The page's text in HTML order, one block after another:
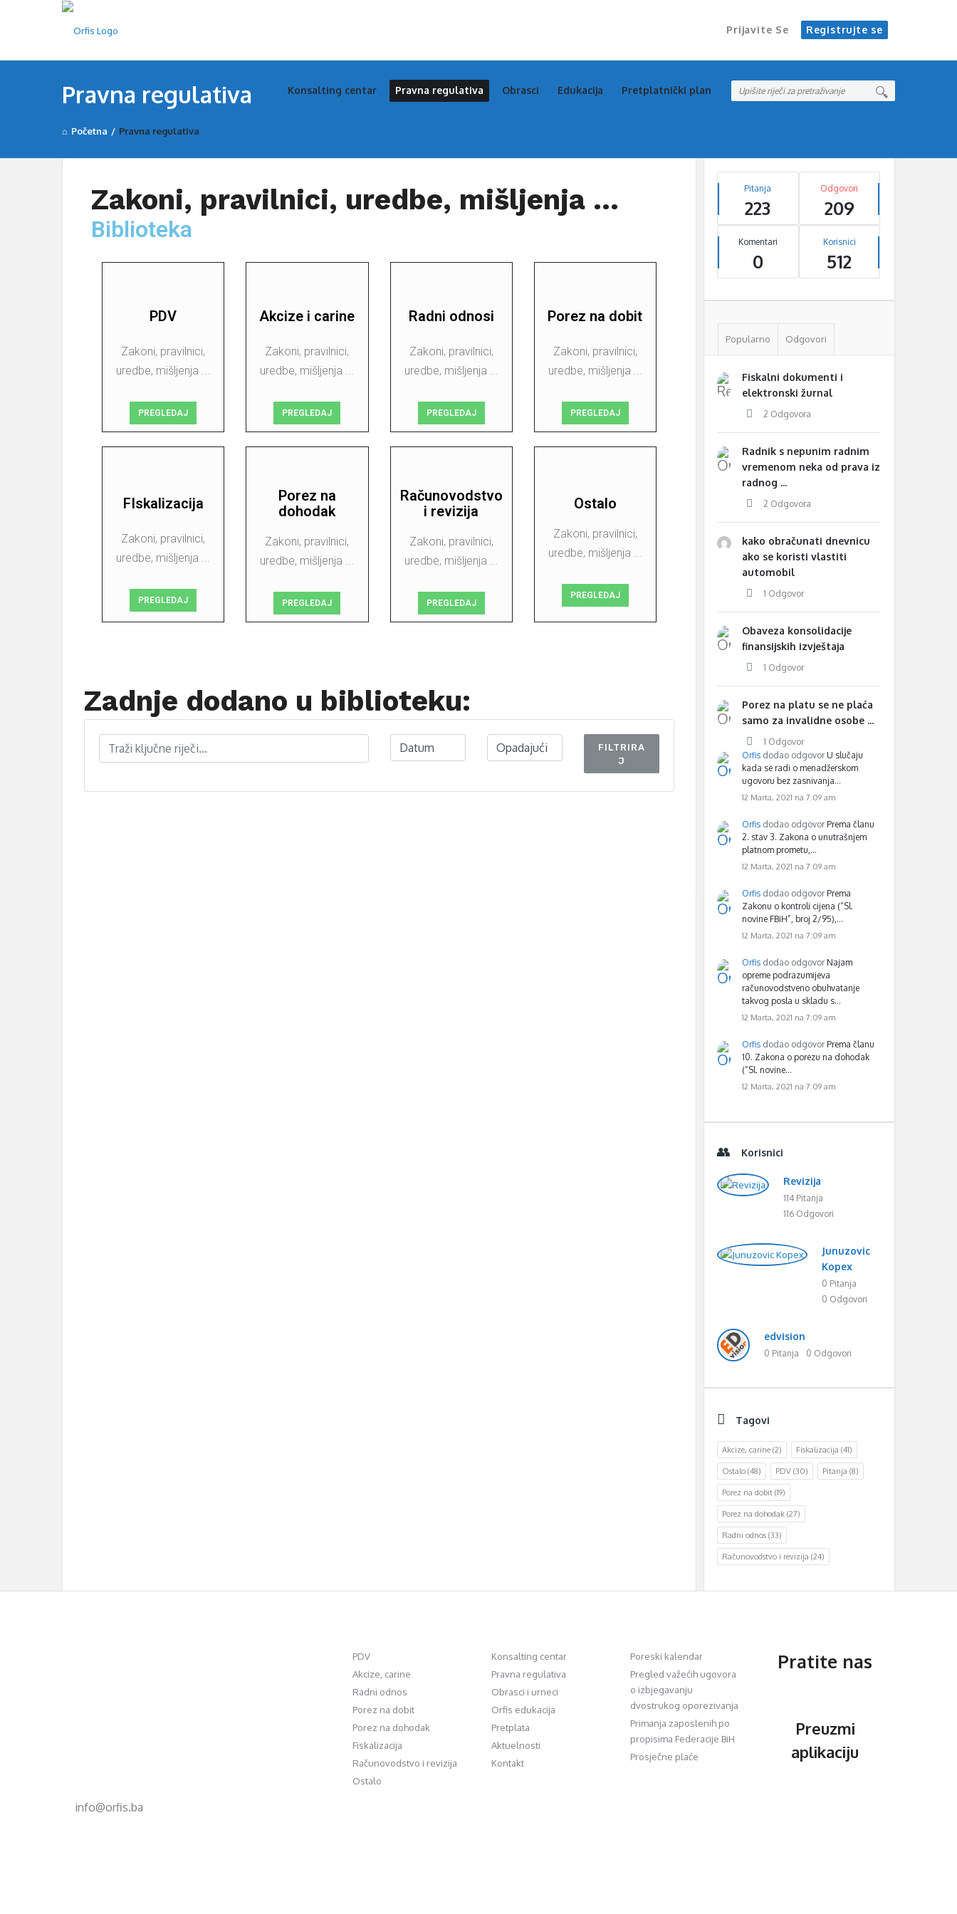
Prijavite Se Registrujte se
Konsalting centar Pravna regulativa Obrasci Edukacija Pretplatnički plan
Pravna regulativa
Početna / Pravna regulativa
Zakoni, pravilnici, uredbe, mišljenja ...
Biblioteka
PDV
Zakoni, pravilnici,
uredbe, mišljenja ...
PREGLEDAJ
Akcize i carine
Zakoni, pravilnici,
uredbe, mišljenja ...
PREGLEDAJ
Radni odnosi
Zakoni, pravilnici,
uredbe, mišljenja ...
PREGLEDAJ
Porez na dobit
Zakoni, pravilnici,
uredbe, mišljenja ...
PREGLEDAJ
FIskalizacija
Zakoni, pravilnici,
uredbe, mišljenja ...
PREGLEDAJ
Porez na
dohodak
Zakoni, pravilnici,
uredbe, mišljenja ...
PREGLEDAJ
Računovodstvo
i revizija
Zakoni, pravilnici,
uredbe, mišljenja ...
PREGLEDAJ
Ostalo
Zakoni, pravilnici,
uredbe, mišljenja ...
PREGLEDAJ
Zadnje dodano u biblioteku:
FILTRIRA
J
Pitanja
223
Odgovori
209
Komentari
0
Korisnici
512
Popularno Odgovori
Fiskalni dokumenti i
elektronski žurnal
2 Odgovora
Radnik s nepunim radnim
vremenom neka od prava iz
radnog ...
2 Odgovora
kako obračunati dnevnicu
ako se koristi vlastiti
automobil
1 Odgovor
Obaveza konsolidacije
finansijskih izvještaja
1 Odgovor
Porez na platu se ne plaća
samo za invalidne osobe ...
1 Odgovor
Orfis dodao odgovor U slučaju
kada se radi o menadžerskom
ugovoru bez zasnivanja…
12 Marta, 2021 na 7:09 am
Orfis dodao odgovor Prema članu
2. stav 3. Zakona o unutrašnjem
platnom prometu,…
12 Marta, 2021 na 7:09 am
Orfis dodao odgovor Prema
Zakonu o kontroli cijena (“Sl.
novine FBiH”, broj 2/95),…
12 Marta, 2021 na 7:09 am
Orfis dodao odgovor Najam
opreme podrazumijeva
računovodstveno obuhvatanje
takvog posla u skladu s…
12 Marta, 2021 na 7:09 am
Orfis dodao odgovor Prema članu
10. Zakona o porezu na dohodak
(“Sl. novine…
12 Marta, 2021 na 7:09 am
Korisnici
Revizija
114 Pitanja
116 Odgovori
Junuzovic
Kopex
0 Pitanja
0 Odgovori
edvision
0 Pitanja 0 Odgovori
Tagovi
Akcize, carine (2) Fiskalizacija (41)
Ostalo (48) PDV (30) Pitanja (8)
Porez na dobit (19)
Porez na dohodak (27)
Radni odnos (33)
Računovodstvo i revizija (24)
info@orfis.ba
PDV
Akcize, carine
Radni odnos
Porez na dobit
Porez na dohodak
Fiskalizacija
Računovodstvo i revizija
Ostalo
Konsalting centar
Pravna regulativa
Obrasci i urneci
Orfis edukacija
Pretplata
Aktuelnosti
Kontakt
Poreski kalendar
Pregled važećih ugovora
o izbjegavanju
dvostrukog oporezivanja
Primanja zaposlenih po
propisima Federacije BiH
Prosječne plaće
Pratite nas
Preuzmi
aplikaciju